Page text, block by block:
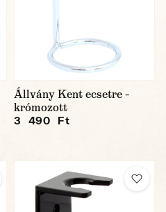
Állvány Kent ecsetre –
krómozott
3 490 Ft